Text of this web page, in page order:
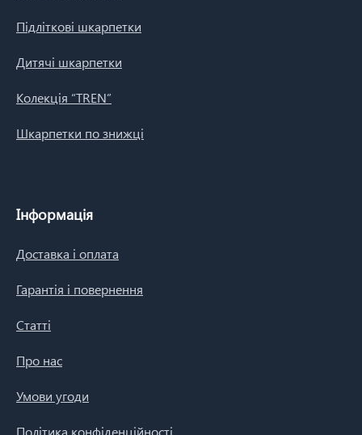
Підліткові шкарпетки
Дитячі шкарпетки
Колекція “TREN”
Шкарпетки по знижці
Інформація
Доставка і оплата
Гарантія і повернення
Статті
Про нас
Умови угоди
Політика конфіденційності